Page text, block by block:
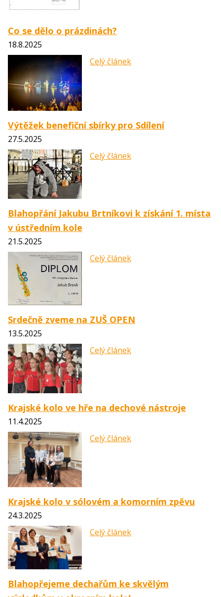
Co se dělo o prázdinách?
18.8.2025
Celý článek
Výtěžek benefiční sbírky pro Sdílení
27.5.2025
Celý článek
Blahopřání Jakubu Brtníkovi k získání 1. místa
v ústředním kole
21.5.2025
Celý článek
Srdečně zveme na ZUŠ OPEN
13.5.2025
Celý článek
Krajské kolo ve hře na dechové nástroje
11.4.2025
Celý článek
Krajské kolo v sólovém a komorním zpěvu
24.3.2025
Celý článek
Blahopřejeme dechařům ke skvělým